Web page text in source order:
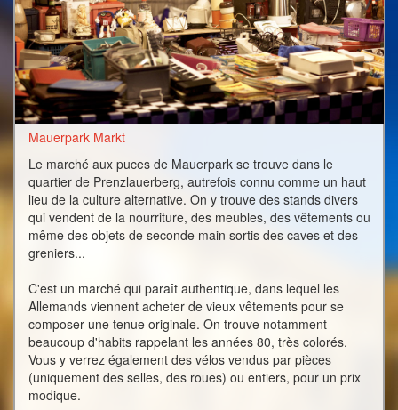
Mauerpark Markt
Le marché aux puces de Mauerpark se trouve dans le
quartier de Prenzlauerberg, autrefois connu comme un haut
lieu de la culture alternative. On y trouve des stands divers
qui vendent de la nourriture, des meubles, des vêtements ou
même des objets de seconde main sortis des caves et des
greniers...
C'est un marché qui paraît authentique, dans lequel les
Allemands viennent acheter de vieux vêtements pour se
composer une tenue originale. On trouve notamment
beaucoup d'habits rappelant les années 80, très colorés.
Vous y verrez également des vélos vendus par pièces
(uniquement des selles, des roues) ou entiers, pour un prix
modique.